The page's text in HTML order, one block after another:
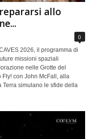
allo
0
2026, il programma di
missioni spaziali
nelle Grotte del
con John McFall, alla
simulano le sfide della